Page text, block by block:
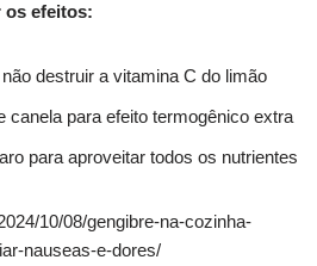
os efeitos:
destruir a vitamina C do limão
canela para efeito termogênico extra
para aproveitar todos os nutrientes
10/08/gengibre-na-cozinha-
nauseas-e-dores/